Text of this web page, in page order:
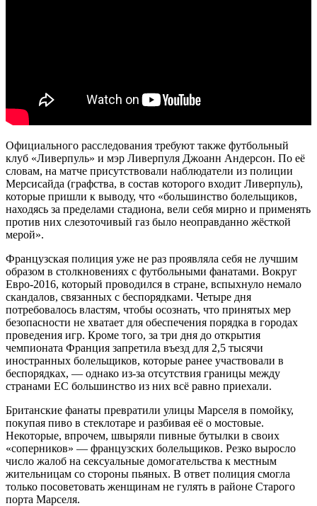
Официального расследования требуют также футбольный
клуб «Ливерпуль» и мэр Ливерпуля Джоанн Андерсон. По её
словам, на матче присутствовали наблюдатели из полиции
Мерсисайда (графства, в состав которого входит Ливерпуль),
которые пришли к выводу, что «большинство болельщиков,
находясь за пределами стадиона, вели себя мирно и применять
против них слезоточивый газ было неоправданно жёсткой
мерой».
Французская полиция уже не раз проявляла себя не лучшим
образом в столкновениях с футбольными фанатами. Вокруг
Евро-2016, который проводился в стране, вспыхнуло немало
скандалов, связанных с беспорядками. Четыре дня
потребовалось властям, чтобы осознать, что принятых мер
безопасности не хватает для обеспечения порядка в городах
проведения игр. Кроме того, за три дня до открытия
чемпионата Франция запретила въезд для 2,5 тысячи
иностранных болельщиков, которые ранее участвовали в
беспорядках, — однако из-за отсутствия границы между
странами ЕС большинство из них всё равно приехали.
Британские фанаты превратили улицы Марселя в помойку,
покупая пиво в стеклотаре и разбивая её о мостовые.
Некоторые, впрочем, швыряли пивные бутылки в своих
«соперников» — французских болельщиков. Резко выросло
число жалоб на сексуальные домогательства к местным
жительницам со стороны пьяных. В ответ полиция смогла
только посоветовать женщинам не гулять в районе Старого
порта Марселя.